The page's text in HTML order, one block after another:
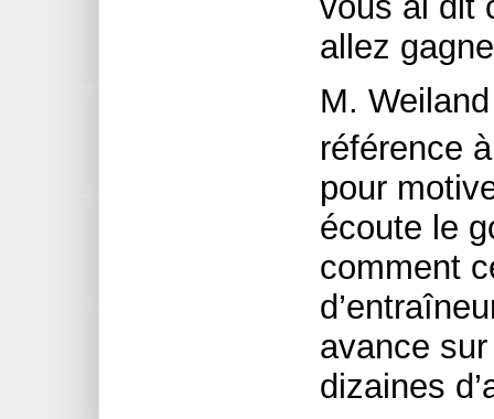
allez
M.
référence
pour
écoute le
comment
avance
dizaines